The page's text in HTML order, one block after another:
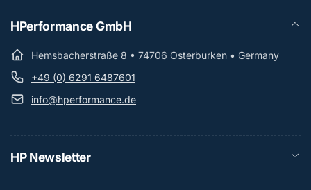
HPerformance GmbH
Hemsbacherstraße 8 • 74706 Osterburken • Germany
+49 (0) 6291 6487601
info@hperformance.de
HP Newsletter